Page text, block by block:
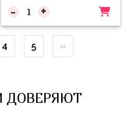
- +
4 5 »
ДОВЕРЯЮТ